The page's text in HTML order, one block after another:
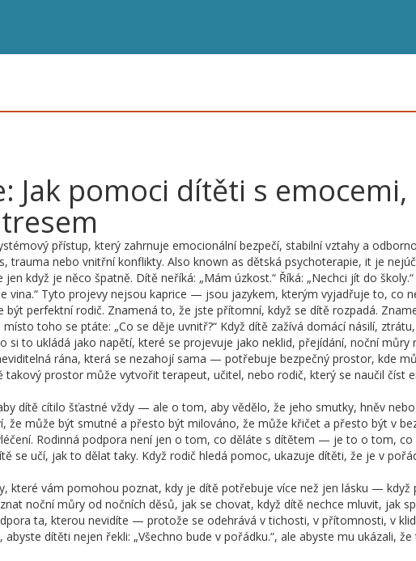
Jak pomoci dítěti s emocemi,
přístup, který zahrnuje emocionální bezpečí, stabilní vztahy a
trauma nebo vnitřní konflikty. Also known as dětská psychoterapie, it je
když je něco špatně. Dítě neříká: „Mám úzkost.“ Říká: „Nechci jít do
vina.“ Tyto projevy nejsou kaprice — jsou jazykem, kterým vyjadřuje to, co
být perfektní rodič. Znamená to, že jste přítomní, když se dítě rozpadá.
toho se ptáte: „Co se děje uvnitř?“ Když dítě zažívá domácí násilí,
si to ukládá jako napětí, které se projevuje jako neklid, přejídání, noční můry
rána, která se nezahojí sama — potřebuje bezpečný prostor, kde
takový prostor může vytvořit terapeut, učitel, nebo rodič, který se naučil číst
dítě cítilo šťastné vždy — ale o tom, aby vědělo, že jeho smutky, hněv
že může být smutné a přesto být milováno, že může křičet a přesto být v
Rodinná podpora není jen o tom, co děláte s dítětem — je to o tom, co
se učí, jak to dělat taky. Když rodič hledá pomoc, ukazuje dítěti, že je v
které vám pomohou poznat, kdy je dítě potřebuje více než jen lásku — když
noční můry od nočních děsů, jak se chovat, když dítě nechce mluvit, jak
ta, kterou nevidíte — protože se odehrává v tichosti, v přítomnosti, v
dítěti nejen řekli: „Všechno bude v pořádku.“, ale abyste mu ukázali,